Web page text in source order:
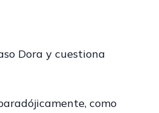
Dora y cuestiona
como